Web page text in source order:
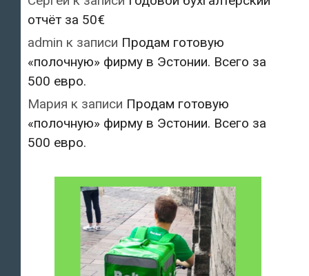
отчёт за 50€
admin к записи Продам готовую
«полочную» фирму в Эстонии. Всего за
500 евро.
Мария к записи Продам готовую
«полочную» фирму в Эстонии. Всего за
500 евро.